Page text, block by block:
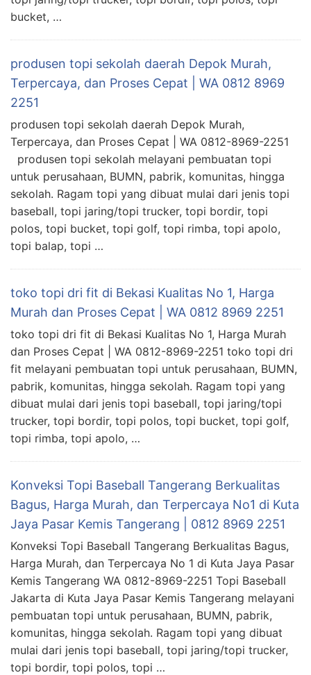
bucket, …
produsen topi sekolah daerah Depok Murah,
Terpercaya, dan Proses Cepat | WA 0812 8969
2251
produsen topi sekolah daerah Depok Murah,
Terpercaya, dan Proses Cepat | WA 0812-8969-2251
produsen topi sekolah melayani pembuatan topi
untuk perusahaan, BUMN, pabrik, komunitas, hingga
sekolah. Ragam topi yang dibuat mulai dari jenis topi
baseball, topi jaring/topi trucker, topi bordir, topi
polos, topi bucket, topi golf, topi rimba, topi apolo,
topi balap, topi …
toko topi dri fit di Bekasi Kualitas No 1, Harga
Murah dan Proses Cepat | WA 0812 8969 2251
toko topi dri fit di Bekasi Kualitas No 1, Harga Murah
dan Proses Cepat | WA 0812-8969-2251 toko topi dri
fit melayani pembuatan topi untuk perusahaan, BUMN,
pabrik, komunitas, hingga sekolah. Ragam topi yang
dibuat mulai dari jenis topi baseball, topi jaring/topi
trucker, topi bordir, topi polos, topi bucket, topi golf,
topi rimba, topi apolo, …
Konveksi Topi Baseball Tangerang Berkualitas
Bagus, Harga Murah, dan Terpercaya No1 di Kuta
Jaya Pasar Kemis Tangerang | 0812 8969 2251
Konveksi Topi Baseball Tangerang Berkualitas Bagus,
Harga Murah, dan Terpercaya No 1 di Kuta Jaya Pasar
Kemis Tangerang WA 0812-8969-2251 Topi Baseball
Jakarta di Kuta Jaya Pasar Kemis Tangerang melayani
pembuatan topi untuk perusahaan, BUMN, pabrik,
komunitas, hingga sekolah. Ragam topi yang dibuat
mulai dari jenis topi baseball, topi jaring/topi trucker,
topi bordir, topi polos, topi …